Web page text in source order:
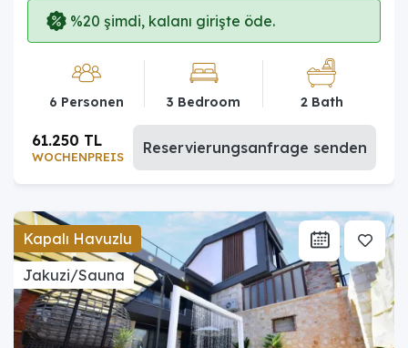
%20 şimdi, kalanı girişte öde.
6 Personen 3 Bedroom 2 Bath
WOCHENPREIS
61.250 TL Reservierungsanfrage senden
Kapalı Havuzlu
Jakuzi/Sauna